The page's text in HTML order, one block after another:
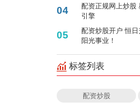
04
配资正规网上炒股
引擎
05
配资炒股开户 恒
阳光事业！
标签列表
配资炒股